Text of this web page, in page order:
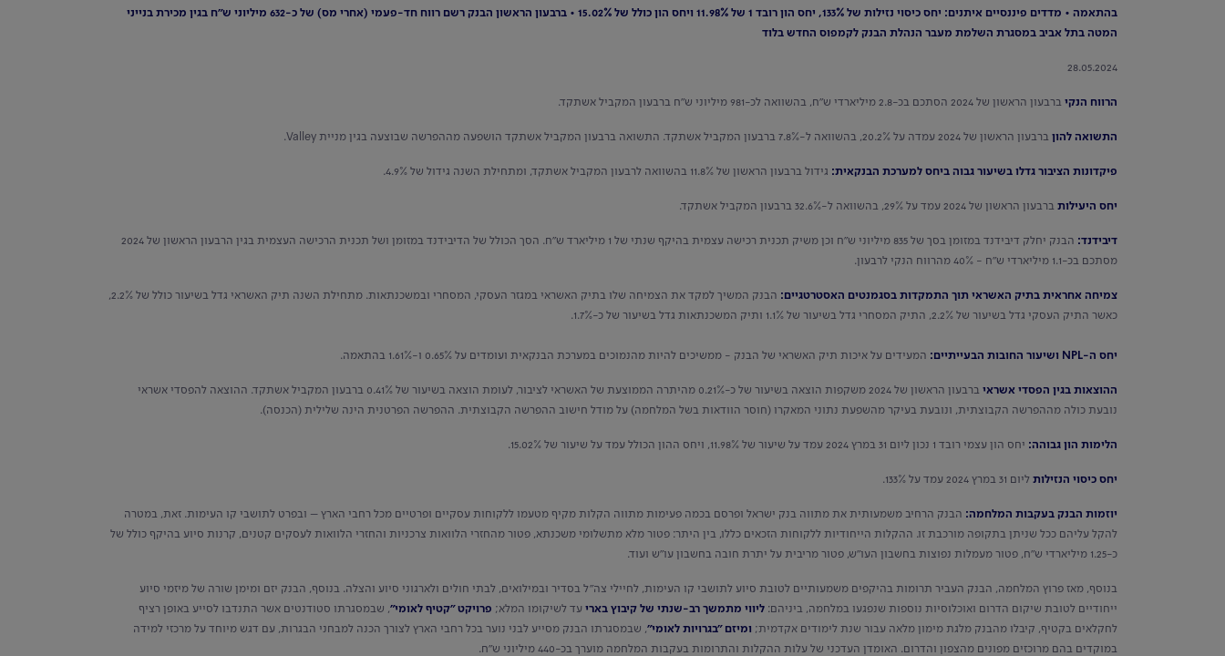
בהתאמה • מדדים פיננסיים איתנים: יחס כיסוי נזילות של 133%, יחס הון רובד 1 של 11.98% ויחס הון כולל של 15.02% • ברבעון הראשון הבנק רשם רווח חד-פעמי (אחרי מס) של כ-632 מיליוני ש"ח בגין מכירת בנייני
המטה בתל אביב במסגרת השלמת מעבר הנהלת הבנק לקמפוס החדש בלוד
28.05.2024
הרווח הנקיברבעון הראשון של 2024 הסתכם בכ-2.8 מיליארדי ש"ח, בהשוואה לכ-981 מיליוני ש"ח ברבעון המקביל אשתקד.
התשואה להוןברבעון הראשון של 2024 עמדה על 20.2%, בהשוואה ל-7.8% ברבעון המקביל אשתקד. התשואה ברבעון המקביל אשתקד הושפעה מההפרשה שבוצעה בגין מניית Valley.
פיקדונות הציבור גדלו בשיעור גבוה ביחס למערכת הבנקאית: גידול ברבעון הראשון של 11.8% בהשוואה לרבעון המקביל אשתקד, ומתחילת השנה גידול של 4.9%.
יחס היעילות ברבעון הראשון של 2024 עמד על 29%, בהשוואה ל-32.6% ברבעון המקביל אשתקד.
דיבידנד:
הבנק יחלק דיבידנד במזומן בסך של 835 מיליוני ש"ח וכן משיק תכנית רכישה עצמית בהיקף שנתי של 1 מיליארד ש"ח. הסך הכולל של הדיבידנד במזומן ושל תכנית הרכישה העצמית בגין הרבעון הראשון של 2024
מסתכם בכ-1.1 מיליארדי ש"ח - 40% מהרווח הנקי לרבעון.
צמיחה אחראית בתיק האשראי תוך התמקדות בסגמנטים האסטרטגיים:
הבנק המשיך למקד את הצמיחה שלו בתיק האשראי במגזר העסקי, המסחרי ובמשכנתאות. מתחילת השנה תיק האשראי גדל בשיעור כולל של 2.2%,
כאשר התיק העסקי גדל בשיעור של 2.2%, התיק המסחרי גדל בשיעור של 1.1% ותיק המשכנתאות גדל בשיעור של כ-1.7%.
יחס ה-NPL ושיעור החובות הבעייתיים: המעידים על איכות תיק האשראי של הבנק - ממשיכים להיות מהנמוכים במערכת הבנקאית ועומדים על 0.65% ו-1.61% בהתאמה.
ההוצאות בגין הפסדי אשראי
ברבעון הראשון של 2024 משקפות הוצאה בשיעור של כ-0.21% מהיתרה הממוצעת של האשראי לציבור, לעומת הוצאה בשיעור של 0.41% ברבעון המקביל אשתקד. ההוצאה להפסדי אשראי
נובעת כולה מההפרשה הקבוצתית, ונובעת בעיקר מהשפעת נתוני המאקרו (חוסר הוודאות בשל המלחמה) על מודל חישוב ההפרשה הקבוצתית. ההפרשה הפרטנית הינה שלילית (הכנסה).
הלימות הון גבוהה: יחס הון עצמי רובד 1 נכון ליום 31 במרץ 2024 עמד על שיעור של 11.98%, ויחס ההון הכולל עמד על שיעור של 15.02%.
יחס כיסוי הנזילות ליום 31 במרץ 2024 עמד על 133%.
יוזמות הבנק בעקבות המלחמה: הבנק הרחיב משמעותית את מתווה בנק ישראל ופרסם בכמה פעימות מתווה הקלות מקיף מטעמו ללקוחות עסקיים ופרטיים מכל רחבי הארץ – ובפרט לתושבי קו העימות. זאת, במטרה
להקל עליהם ככל שניתן בתקופה מורכבת זו. ההקלות הייחודיות ללקוחות הזכאים כללו, בין היתר: פטור מלא מתשלומי משכנתא, פטור מהחזרי הלוואות צרכניות והחזרי הלוואות לעסקים קטנים, קרנות סיוע בהיקף כולל של
כ-1.25 מיליארדי ש"ח, פטור מעמלות נפוצות בחשבון העו"ש, פטור מריבית על יתרת חובה בחשבון עו"ש ועוד.
בנוסף, מאז פרוץ המלחמה, הבנק העביר תרומות בהיקפים משמעותיים לטובת סיוע לתושבי קו העימות, לחיילי צה"ל בסדיר ובמילואים, לבתי חולים ולארגוני סיוע והצלה. בנוסף, הבנק יזם ומימן שורה של מיזמי סיוע
ייחודיים לטובת שיקום הדרום ואוכלוסיות נוספות שנפגעו במלחמה, ביניהם:ליווי מתמשך רב-שנתי של קיבוץ בארי עד לשיקומו המלא; פרויקט "קטיף לאומי", שבמסגרתו סטודנטים אשר התנדבו לסייע באופן רציף
לחקלאים בקטיף, קיבלו מהבנק מלגת מימון מלאה עבור שנת לימודים אקדמית; ומיזם "בגרויות לאומי", שבמסגרתו הבנק מסייע לבני נוער בכל רחבי הארץ לצורך הכנה למבחני הבגרות, עם דגש מיוחד על מרכזי למידה
במוקדים בהם מרוכזים מפונים מהצפון והדרום. האומדן העדכני של עלות ההקלות והתרומות בעקבות המלחמה מוערך בכ-440 מיליוני ש"ח.